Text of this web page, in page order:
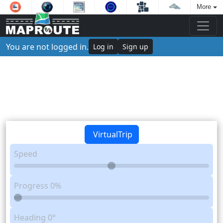
More
You are not logged in. Log in Sign up
VirtualTrip
Speed
Progress 0%
Heading 0°